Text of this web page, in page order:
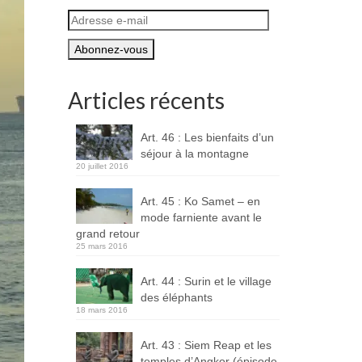
Adresse
e-
mail
Articles récents
Art. 46 : Les bienfaits d’un
séjour à la montagne
20 juillet 2016
Art. 45 : Ko Samet – en
mode farniente avant le
grand retour
25 mars 2016
Art. 44 : Surin et le village
des éléphants
18 mars 2016
Art. 43 : Siem Reap et les